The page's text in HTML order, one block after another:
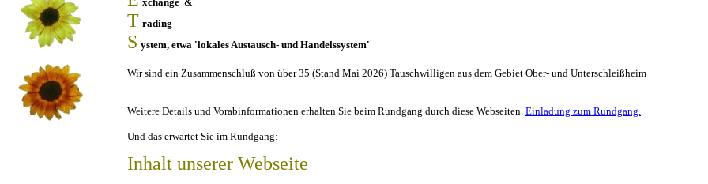
T rading
S ystem, etwa 'lokales Austausch- und Handelssystem'
Wir sind ein Zusammenschluß von über 35 (Stand Mai 2026) Tauschwilligen aus dem Gebiet Ober- und Unterschleißheim
Weitere Details und Vorabinformationen erhalten Sie beim Rundgang durch diese Webseiten. Einladung zum Rundgang.
Und das erwartet Sie im Rundgang:
Inhalt unserer Webseite